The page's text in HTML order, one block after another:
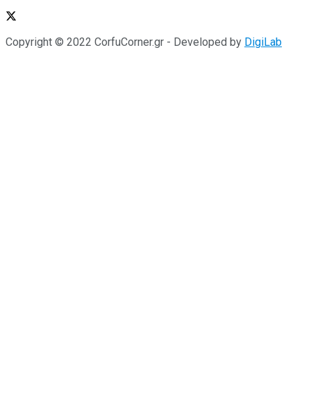
Copyright © 2022 CorfuCorner.gr - Developed by DigiLab